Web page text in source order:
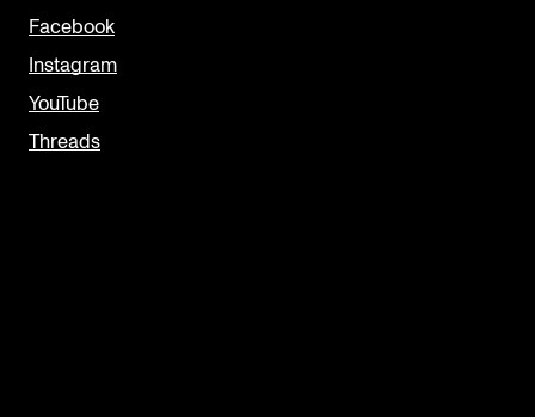
Facebook
Instagram
YouTube
Threads